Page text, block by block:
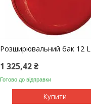
Розширювальний бак 12 L
1 325,42 ₴
Готово до відправки
Купити